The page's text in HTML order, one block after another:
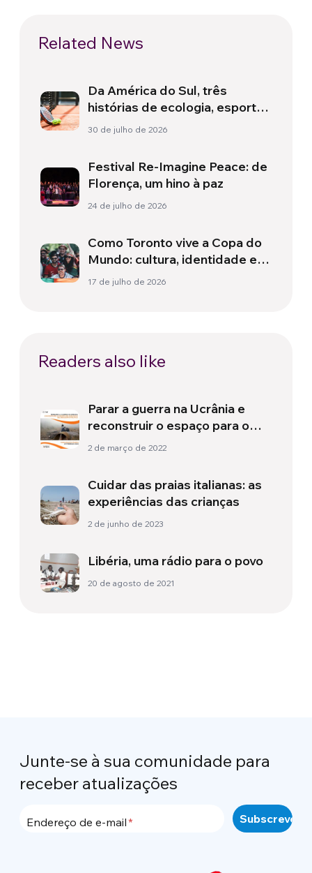
Related News
Da América do Sul, três
histórias de ecologia, esporte
e saúde
30 de julho de 2026
Festival Re-Imagine Peace: de
Florença, um hino à paz
24 de julho de 2026
Como Toronto vive a Copa do
Mundo: cultura, identidade e
política para além do campo
17 de julho de 2026
Readers also like
Parar a guerra na Ucrânia e
reconstruir o espaço para o
diálogo e a negociação política
2 de março de 2022
Cuidar das praias italianas: as
experiências das crianças
2 de junho de 2023
Libéria, uma rádio para o povo
20 de agosto de 2021
Junte-se à sua comunidade para
receber atualizações
Endereço de e-mail